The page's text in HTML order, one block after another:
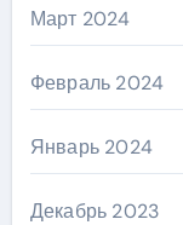
Март 2024
Февраль 2024
Январь 2024
Декабрь 2023